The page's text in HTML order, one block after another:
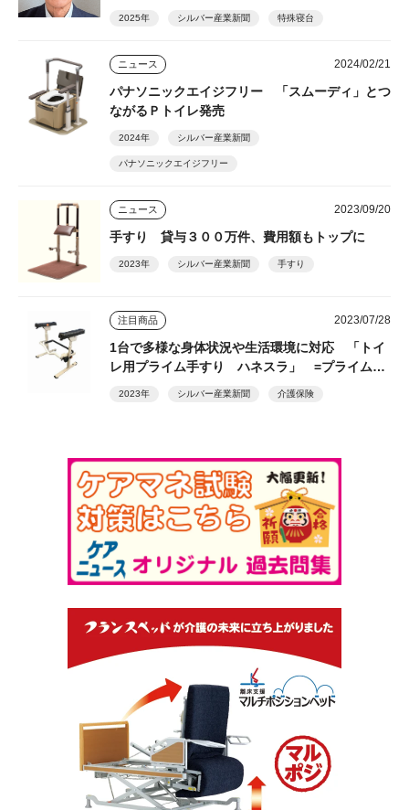
2025年 シルバー産業新聞 特殊寝台
ニュース 2024/02/21
パナソニックエイジフリー 「スムーディ」とつ
ながるＰトイレ発売
2024年 シルバー産業新聞
パナソニックエイジフリー
ニュース 2023/09/20
手すり 貸与３００万件、費用額もトップに
2023年 シルバー産業新聞 手すり
注目商品 2023/07/28
1台で多様な身体状況や生活環境に対応 「トイ
レ用プライム手すり ハネスラ」 =プライムケ
2023年 シルバー産業新聞 介護保険